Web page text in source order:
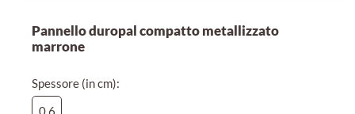
Pannello duropal compatto metallizzato
marrone
Spessore (in cm):
0.6